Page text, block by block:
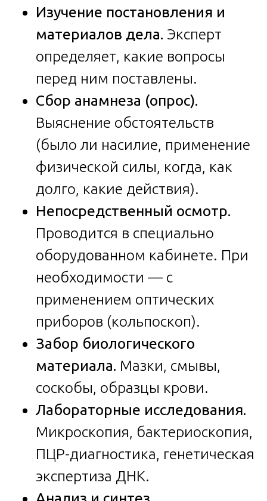
Изучение постановления и
материалов дела. Эксперт
определяет, какие вопросы
перед ним поставлены.
Сбор анамнеза (опрос).
Выяснение обстоятельств
(было ли насилие, применение
физической силы, когда, как
долго, какие действия).
Непосредственный осмотр.
Проводится в специально
оборудованном кабинете. При
необходимости — с
применением оптических
приборов (кольпоскоп).
Забор биологического
материала. Мазки, смывы,
соскобы, образцы крови.
Лабораторные исследования.
Микроскопия, бактериоскопия,
ПЦР-диагностика, генетическая
экспертиза ДНК.